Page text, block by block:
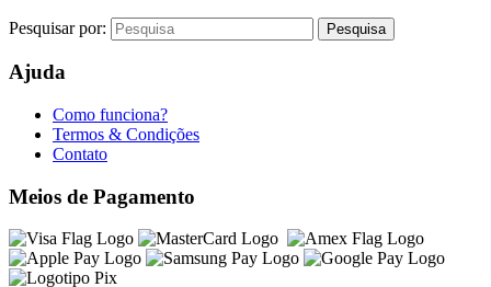
Pesquisar por:
Ajuda
Como funciona?
Termos & Condições
Contato
Meios de Pagamento